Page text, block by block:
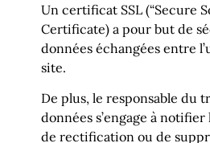
Un certificat SSL (“Secure
Certificate) a pour but de
données échangées entre
site.
De plus, le responsable du
données s’engage à
de rectification ou de